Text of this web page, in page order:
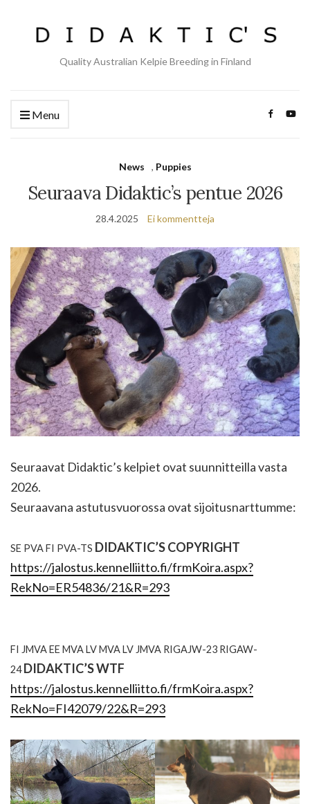
Quality Australian Kelpie Breeding in Finland
Menu
News , Puppies
Seuraava Didaktic’s pentue 2026
28.4.2025 Ei kommentteja
Seuraavat Didaktic’s kelpiet ovat suunnitteilla vasta
2026.
Seuraavana astutusvuorossa ovat sijoitusnarttumme:
SE PVA FI PVA-TS DIDAKTIC’S COPYRIGHT
https://jalostus.kennelliitto.fi/frmKoira.aspx?
RekNo=ER54836/21&R=293
FI JMVA EE MVA LV MVA LV JMVA RIGAJW-23 RIGAW-
24DIDAKTIC’S WTF
https://jalostus.kennelliitto.fi/frmKoira.aspx?
RekNo=FI42079/22&R=293